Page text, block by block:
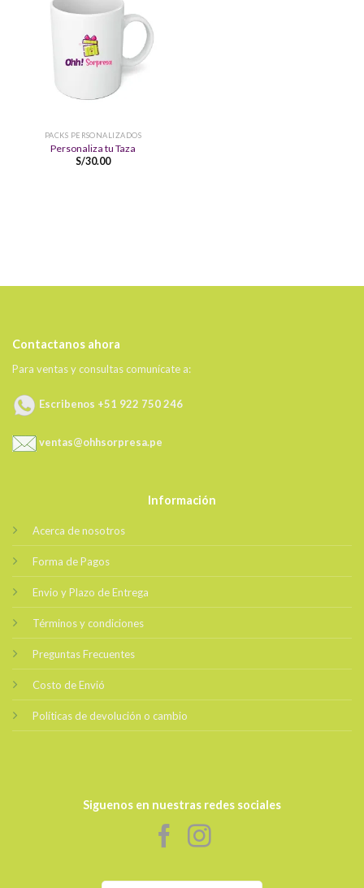
PACKS PERSONALIZADOS
Personaliza tu Taza
S/30.00
Contactanos ahora
Para ventas y consultas comunícate a:
Escribenos +51 922 750 246
ventas@ohhsorpresa.pe
Información
Acerca de nosotros
Forma de Pagos
Envio y Plazo de Entrega
Términos y condiciones
Preguntas Frecuentes
Costo de Envió
Políticas de devolución o cambio
Siguenos en nuestras redes sociales